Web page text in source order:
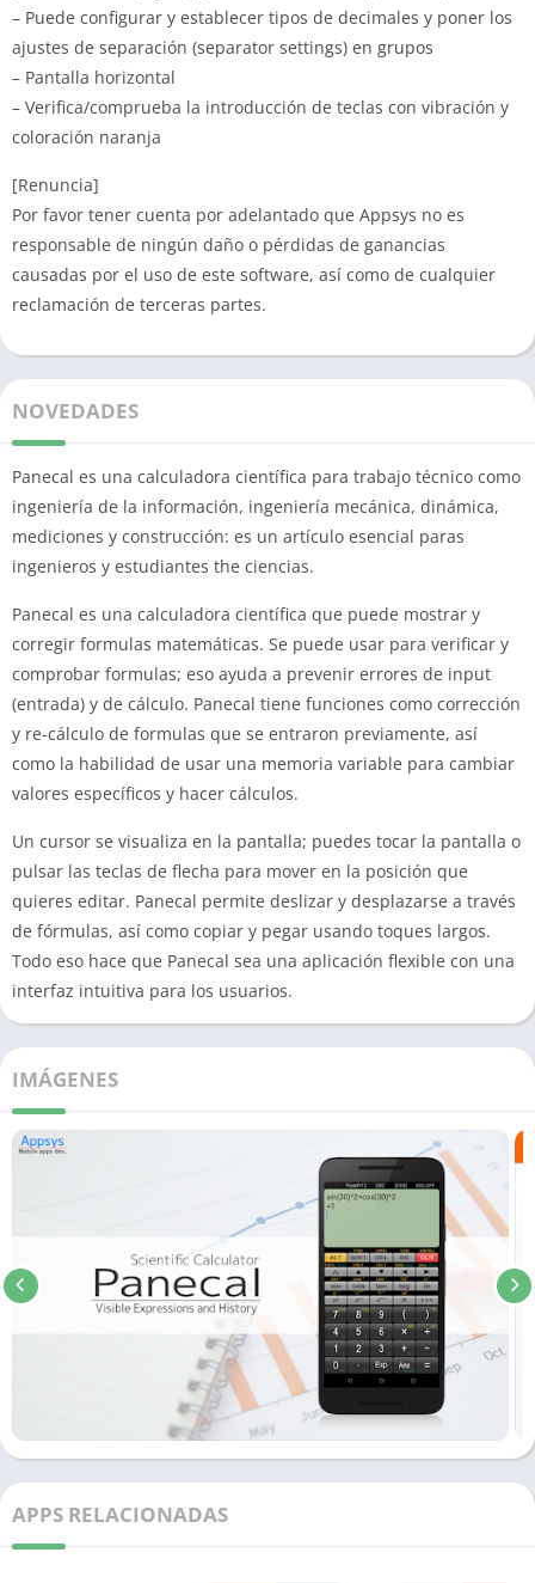
– Puede configurar y establecer tipos de decimales y poner los
ajustes de separación (separator settings) en grupos
– Pantalla horizontal
– Verifica/comprueba la introducción de teclas con vibración y
coloración naranja
[Renuncia]
Por favor tener cuenta por adelantado que Appsys no es
responsable de ningún daño o pérdidas de ganancias
causadas por el uso de este software, así como de cualquier
reclamación de terceras partes.
NOVEDADES
Panecal es una calculadora científica para trabajo técnico como
ingeniería de la información, ingeniería mecánica, dinámica,
mediciones y construcción: es un artículo esencial paras
ingenieros y estudiantes the ciencias.
Panecal es una calculadora científica que puede mostrar y
corregir formulas matemáticas. Se puede usar para verificar y
comprobar formulas; eso ayuda a prevenir errores de input
(entrada) y de cálculo. Panecal tiene funciones como corrección
y re-cálculo de formulas que se entraron previamente, así
como la habilidad de usar una memoria variable para cambiar
valores específicos y hacer cálculos.
Un cursor se visualiza en la pantalla; puedes tocar la pantalla o
pulsar las teclas de flecha para mover en la posición que
quieres editar. Panecal permite deslizar y desplazarse a través
de fórmulas, así como copiar y pegar usando toques largos.
Todo eso hace que Panecal sea una aplicación flexible con una
interfaz intuitiva para los usuarios.
IMÁGENES
APPS RELACIONADAS